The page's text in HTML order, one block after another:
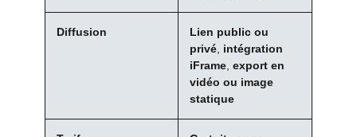
Diffusion
Lien public ou
privé intégration
iFrame ,export en
vidéo ou image
statique